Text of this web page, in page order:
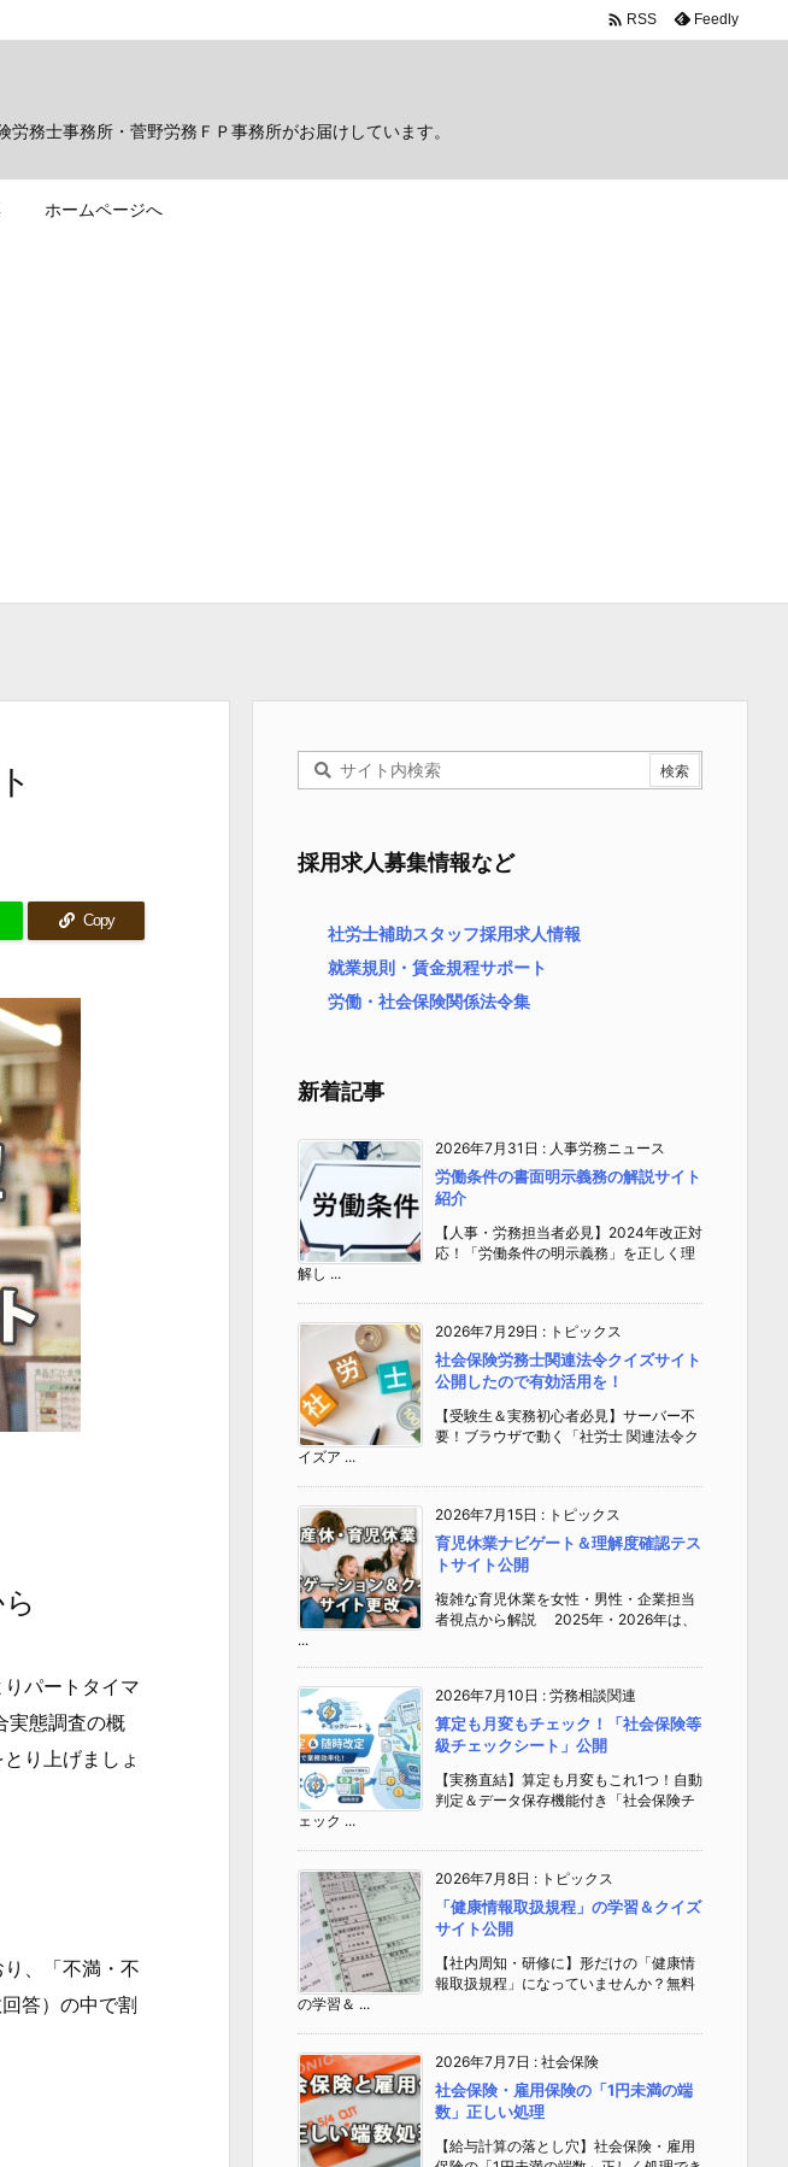
務士事務所・菅野労務ＦＰ事務所がお届けしています。
ホームページへ
 RSS Feedly
Copy
パートタイマ
実態調査の概
り上げましょ
、「不満・不
答）の中で割
採用求人募集情報など
社労士補助スタッフ採用求人情報
就業規則・賃金規程サポート
労働・社会保険関係法令集
新着記事
2026年7月31日 : 人事労務ニュース
労働条件の書面明示義務の解説サイト
紹介
【人事・労務担当者必見】2024年改正対
応！「労働条件の明示義務」を正しく理
解し ...
2026年7月29日 : トピックス
社会保険労務士関連法令クイズサイト
公開したので有効活用を！
【受験生＆実務初心者必見】サーバー不
要！ブラウザで動く「社労士 関連法令ク
イズア ...
2026年7月15日 : トピックス
育児休業ナビゲート＆理解度確認テス
トサイト公開
複雑な育児休業を女性・男性・企業担当
者視点から解説 2025年・2026年は、
...
2026年7月10日 : 労務相談関連
算定も月変もチェック！「社会保険等
級チェックシート」公開
【実務直結】算定も月変もこれ1つ！自動
判定＆データ保存機能付き「社会保険チ
ェック ...
2026年7月8日 : トピックス
「健康情報取扱規程」の学習＆クイズ
サイト公開
【社内周知・研修に】形だけの「健康情
報取扱規程」になっていませんか？無料
の学習＆ ...
2026年7月7日 : 社会保険
社会保険・雇用保険の「1円未満の端
数」正しい処理
【給与計算の落とし穴】社会保険・雇用